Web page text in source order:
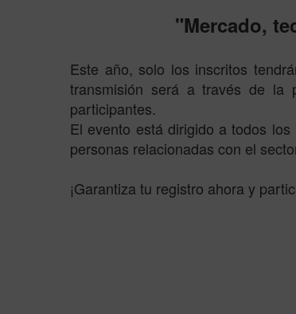
"Mercado,
Este año, solo los inscritos
transmisión será a través de la
participantes.
El evento está dirigido a todos
personas relacionadas con el
¡Garantiza tu registro ahora y